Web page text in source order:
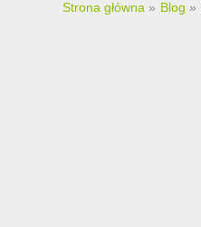
Strona główna Blog